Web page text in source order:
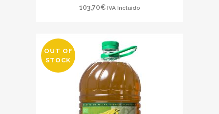
103,70€ IVA Incluido
OUT OF
STOCK